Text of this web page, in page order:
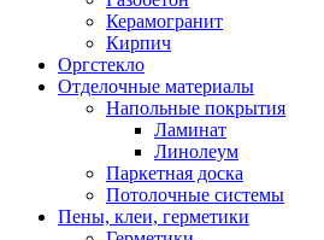
Керамогранит
Кирпич
Оргстекло
Отделочные материалы
Напольные покрытия
Ламинат
Линолеум
Паркетная доска
Потолочные системы
Пены, клеи, герметики